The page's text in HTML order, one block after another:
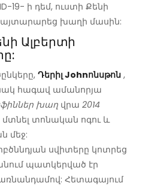
19- ի դեմ, ուստի Քենի
խաղի մասին:
Ալբերտի
Դերիլ Johnոնսթոն ,
հագավ ամանորյա
խաղ վրա 2014
մտնել տոնական ոգու և
մեջ:
սվիտերը կոտրեց
պատկերված էր
Հետագայում